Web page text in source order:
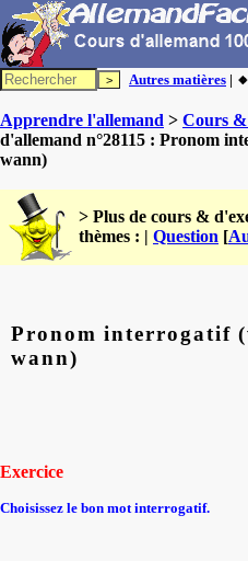
Autres matières | 🔸
Apprendre l'allemand > Cours &
d'allemand n°28115 : Pronom
wann)
> Plus de cours &
thèmes : | Question [
Pronom interrogatif
wann)
Exercice
Choisissez le bon mot interrogatif.